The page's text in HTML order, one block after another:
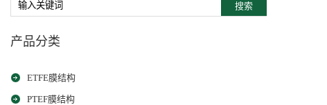
搜索
产品分类
ETFE膜结构
PTEF膜结构